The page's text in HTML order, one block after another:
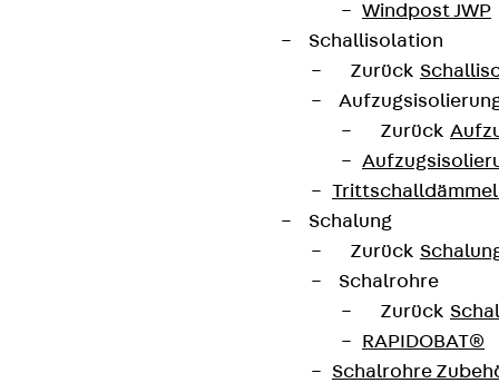
Windpost JWP
Schallisolation
Zurück
Zurück
Schalung
Zurück
Schalrohre
Zurück
RAPIDOBAT®
Schalrohre